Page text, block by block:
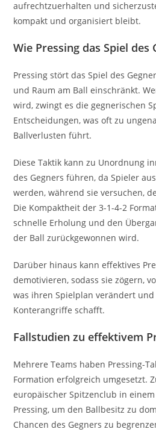
aufrechtzuerhalten und
kompakt und organisiert bleibt.
Wie Pressing das Spiel des
Pressing stört das Spiel des
und Raum am Ball einschränkt.
wird, zwingt es die gegnerischen
Entscheidungen, was oft zu
Ballverlusten führt.
Diese Taktik kann zu Unordnung
des Gegners führen, da Spieler
werden, während sie versuchen,
Die Kompaktheit der 3-1-4-2
schnelle Erholung und den
der Ball zurückgewonnen wird.
Darüber hinaus kann effektives
demotivieren, sodass sie zögern,
was ihren Spielplan verändert
Konterangriffe schafft.
Fallstudien zu effektivem
Mehrere Teams haben Pressing-
Formation erfolgreich umgesetzt.
europäischer Spitzenclub in
Pressing, um den Ballbesitz zu
Chancen des Gegners zu